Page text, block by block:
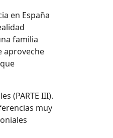
en España
familia
aproveche
(PARTE III).
muy